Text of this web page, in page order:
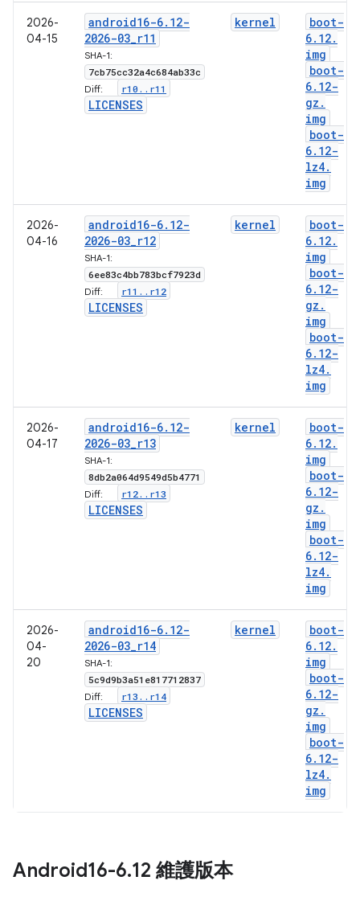
2026-
04-15
android16-6. 12-
2026-03_r11
SHA-1:
7cb75cc32a4c684ab33c
Diff: r10 . . r11
LICENSES
kernel
boot-
6. 12.
img
boot-
6. 12-
gz .
img
boot-
6. 12-
lz4.
img
2026-
04-16
android16-6. 12-
2026-03_r12
SHA-1:
6ee83c4bb783bcf7923d
Diff: r11 . . r12
LICENSES
kernel
boot-
6. 12.
img
boot-
6. 12-
gz .
img
boot-
6. 12-
lz4.
img
2026-
04-17
android16-6. 12-
2026-03_r13
SHA-1:
8db2a064d9549d5b4771
Diff: r12. . r13
LICENSES
kernel
boot-
6. 12.
img
boot-
6. 12-
gz .
img
boot-
6. 12-
lz4.
img
2026-
04-
20
android16-6. 12-
2026-03_r14
SHA-1:
5c9d9b3a51e817712837
Diff: r13 . . r14
LICENSES
kernel
boot-
6. 12.
img
boot-
6. 12-
gz .
img
boot-
6. 12-
lz4.
img
Android16-6.12 維護版本